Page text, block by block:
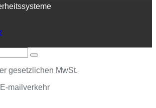
Senden
gesetzlichen MwSt.
mailverkehr